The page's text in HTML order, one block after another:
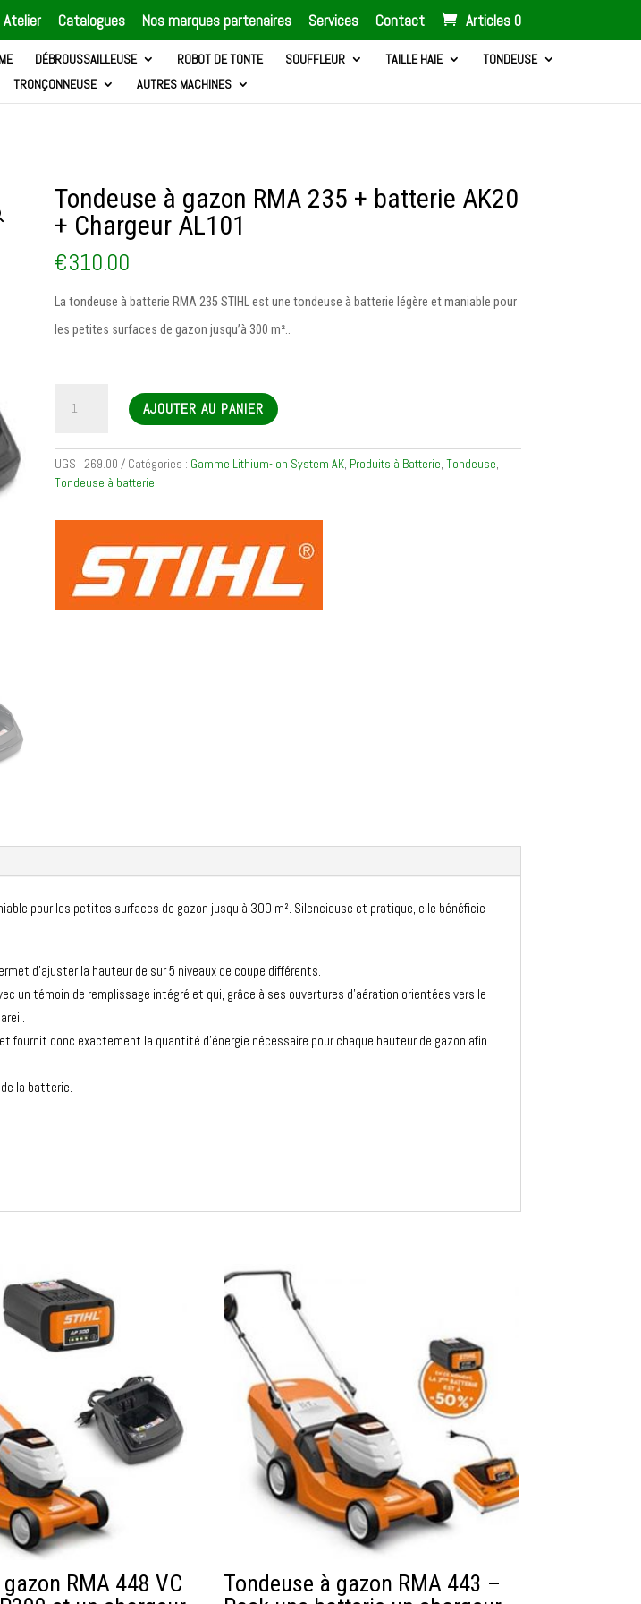
Atelier Catalogues Nos marques partenaires Services Contact Articles 0
DÉBROUSSAILLEUSE ROBOT DE TONTE SOUFFLEUR TAILLE HAIE
TONDEUSE
TRONÇONNEUSE AUTRES MACHINES
Tondeuse à gazon RMA 235 + batterie AK20
+ Chargeur AL101
€310.00
La tondeuse à batterie RMA 235 STIHL est une tondeuse à batterie légère et maniable pour
les petites surfaces de gazon jusqu’à 300 m²..
à
gazon
RMA
+
batterie
Chargeur
AJOUTER AU PANIER
UGS : 269.00 Catégories : Gamme Lithium-Ion System AK Produits à Batterie ,Tondeuse
Tondeuse à batterie
pour les petites surfaces de gazon jusqu’à 300 m². Silencieuse et pratique, elle bénéficie
d'ajuster la hauteur de sur 5 niveaux de coupe différents.
un témoin de remplissage intégré et qui, grâce à ses ouvertures d’aération orientées vers le
fournit donc exactement la quantité d’énergie nécessaire pour chaque hauteur de gazon afin
la batterie.
RMA 448 VC
Tondeuse à gazon RMA 443 –